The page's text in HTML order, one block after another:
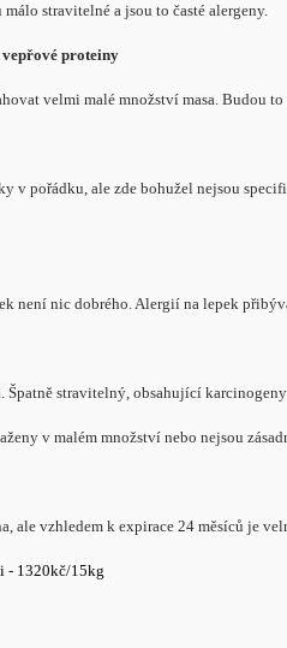
stravitelné a jsou to časté alergeny.
proteiny
velmi malé množství masa. Budou
v pořádku, ale zde bohužel nejsou
není nic dobrého. Alergií na lepek
Špatně stravitelný, obsahující
v malém množství nebo nejsou
ale vzhledem k expirace 24 měsíců je
- 1320kč/15kg